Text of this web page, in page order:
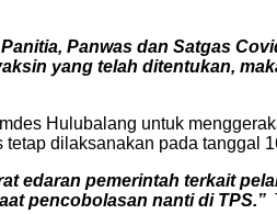
Panwas dan Satgas
yang telah ditentukan,
Hulubalang untuk
dilaksanakan pada tanggal
edaran pemerintah terkait
pencobolasan nanti di TPS.”